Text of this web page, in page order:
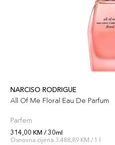
NARCISO RODRIGUE
All Of Me Floral Eau De Parfum
Parfem
314,00 KM / 30ml
Osnovna cijena 3.488,89 KM / 1 l